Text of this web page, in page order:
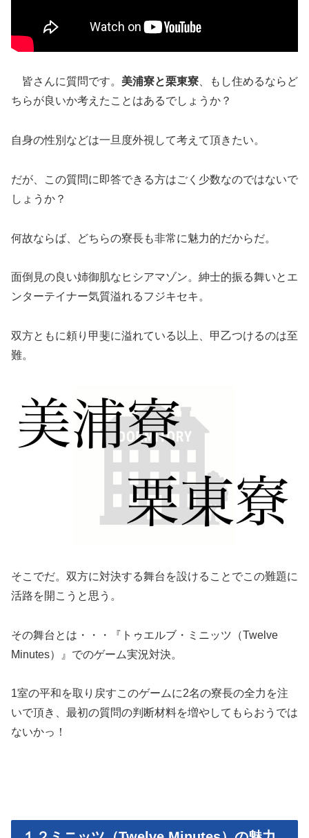
皆さんに質問です。 美浦寮と栗東寮 、もし住めるならど
ちらが良いか考えたことはあるでしょうか？
自身の性別などは一旦度外視して考えて頂きたい。
だが、この質問に即答できる方はごく少数なのではないで
しょうか？
何故ならば、どちらの寮長も非常に魅力的だからだ。
面倒見の良い姉御肌なヒシアマゾン。紳士的振る舞いとエ
ンターテイナー気質溢れるフジキセキ。
双方ともに頼り甲斐に溢れている以上、甲乙つけるのは至
難。
そこでだ。双方に対決する舞台を設けることでこの難題に
活路を開こうと思う。
その舞台とは・・・『トゥエルブ・ミニッツ（Twelve
Minutes）』でのゲーム実況対決。
1室の平和を取り戻すこのゲームに2名の寮長の全力を注
いで頂き、最初の質問の判断材料を増やしてもらおうでは
ないかっ！